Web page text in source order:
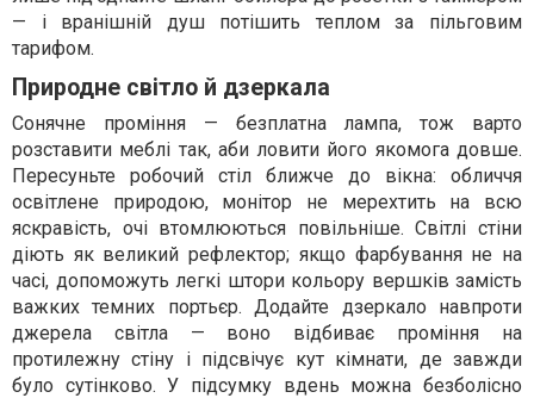
— і вранішній душ потішить теплом за пільговим
тарифом.
Природне світло й дзеркала
Сонячне проміння — безплатна лампа, тож варто
розставити меблі так, аби ловити його якомога довше.
Пересуньте робочий стіл ближче до вікна: обличчя
освітлене природою, монітор не мерехтить на всю
яскравість, очі втомлюються повільніше. Світлі стіни
діють як великий рефлектор; якщо фарбування не на
часі, допоможуть легкі штори кольору вершків замість
важких темних портьєр. Додайте дзеркало навпроти
джерела світла — воно відбиває проміння на
протилежну стіну і підсвічує кут кімнати, де завжди
було сутінково. У підсумку вдень можна безболісно